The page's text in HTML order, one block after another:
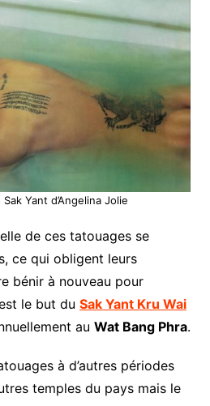
Yant d’Angelina Jolie
de ces tatouages se
ce qui obligent leurs
bénir à nouveau pour
le but du Sak Yant Kru Wai
au Wat Bang Phra.
à d’autres périodes
temples du pays mais le